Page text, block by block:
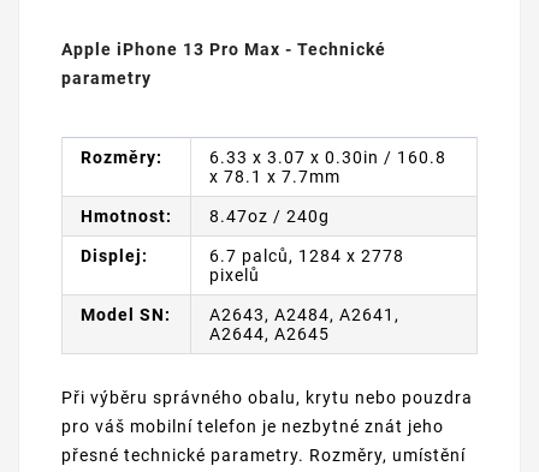
Apple iPhone 13 Pro Max - Technické
parametry
Rozměry:
6.33 x 3.07 x 0.30in / 160.8
x 78.1 x 7.7mm
Hmotnost: 8.47oz / 240g
Displej:
6.7 palců, 1284 x 2778
pixelů
Model SN:
A2643, A2484, A2641,
A2644, A2645
Při výběru správného obalu, krytu nebo pouzdra
pro váš mobilní telefon je nezbytné znát jeho
přesné technické parametry. Rozměry, umístění